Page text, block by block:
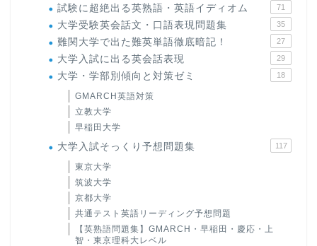
試験に超絶出る英熟語・英語イディオム 71
大学受験英会話文・口語表現問題集 35
難関大学で出た難英単語徹底暗記！ 27
大学入試に出る英会話表現 29
大学・学部別傾向と対策ゼミ 18
GMARCH英語対策
立教大学
早稲田大学
大学入試そっくり予想問題集 117
東京大学
筑波大学
京都大学
共通テスト英語リーディング予想問題
【英熟語問題集】GMARCH・早稲田・慶応・上
智・東京理科大レベル